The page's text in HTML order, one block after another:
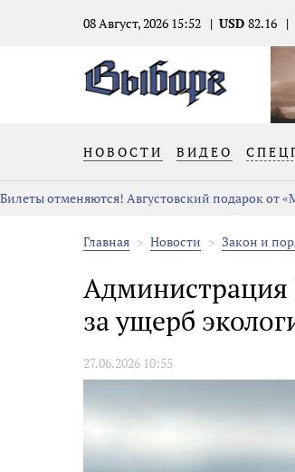
08 Август, 2026 15:52 USD 82.16
НОВОСТИ ВИДЕО
Билеты отменяются! Августовский подарок от
Главная Новости Закон и
за ущерб
27.06.2026 10:55